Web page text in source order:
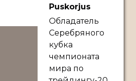
Puskorjus
Обладатель
Серебряного
кубка
чемпионата
мира по